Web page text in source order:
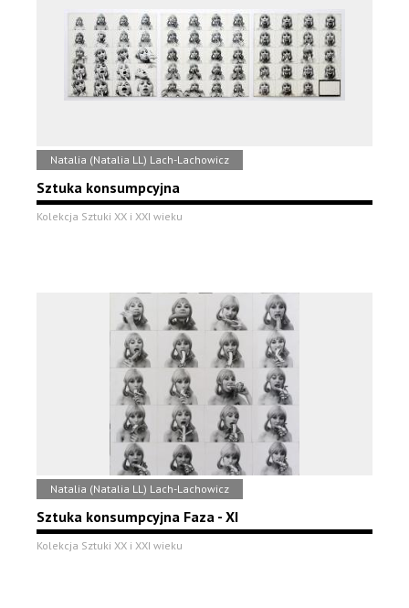
Natalia (Natalia LL) Lach-Lachowicz
Sztuka konsumpcyjna
Kolekcja Sztuki XX i XXI wieku
Natalia (Natalia LL) Lach-Lachowicz
Sztuka konsumpcyjna Faza - XI
Kolekcja Sztuki XX i XXI wieku